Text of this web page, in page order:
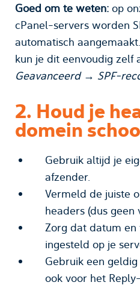
Goed om te weten: op
cPanel-servers worden
automatisch
kun je dit eenvoudig zelf
Geavanceerd → SPF-
2. Houd je
domein
Gebruik altijd je
afzender.
Vermeld de juiste
headers (dus geen
Zorg dat datum
ingesteld op je
Gebruik een
ook voor het